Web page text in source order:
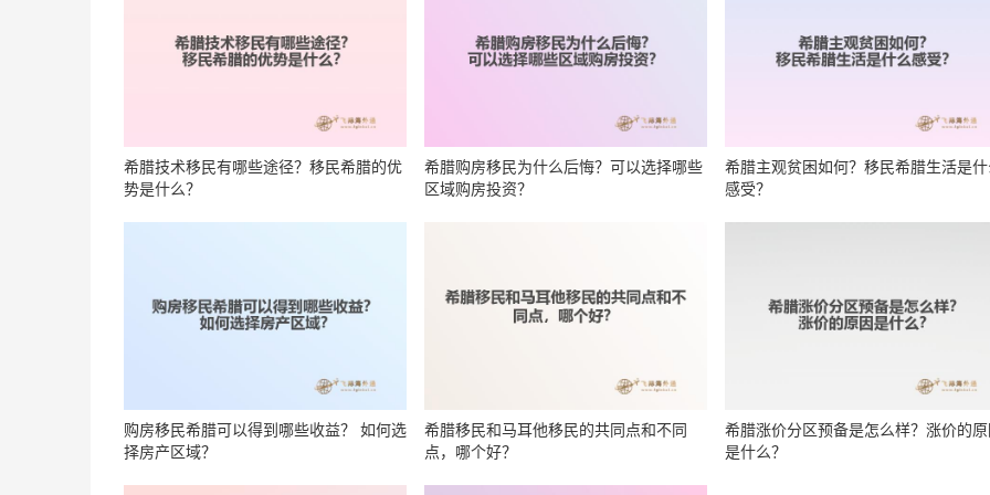
希腊技术移民有哪些途径？移民希腊的优
势是什么？
希腊购房移民为什么后悔？可以选择哪些
区域购房投资？
希腊主观贫困如何？移民希腊生活是
感受？
购房移民希腊可以得到哪些收益？ 如何选
择房产区域？
希腊移民和马耳他移民的共同点和不同
点，哪个好？
希腊涨价分区预备是怎么样？涨价的
是什么？